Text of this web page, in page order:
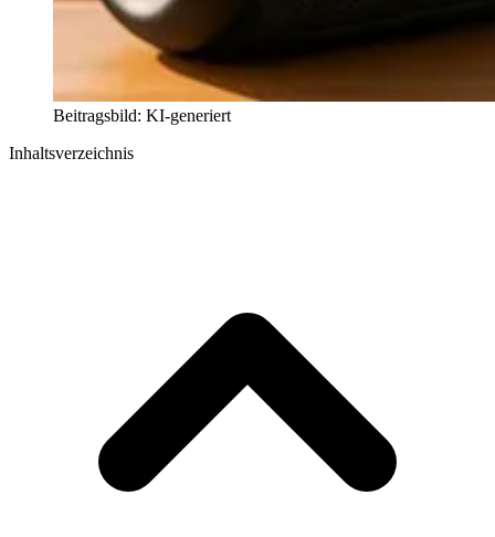
Beitragsbild: KI-generiert
Inhaltsverzeichnis